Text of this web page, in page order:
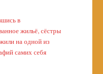
в
жильё, сёстры
на одной из
самих себя